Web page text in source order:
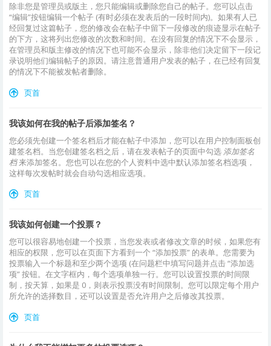
除非您是管理员或版主，您只能编辑或删除您自己的帖子。您可以点击
“编辑”按钮编辑一个帖子 (有时必须在发表后的一段时间内)。如果有人已
经回复过这篇帖子，您的修改会在帖子中留下一段修改的痕迹显示在帖子
的下方，这将列出您修改的次数和时间。在没有回复的情况下不会显示，
在管理员和版主修改的情况下也可能不会显示，除非他们决定留下一段记
录说明他们编辑帖子的原因。请注意普通用户发表的帖子，在已经有回复
的情况下不能被发帖者删除。
页首
我该如何在我的帖子后添加签名？
您必须先创建一个签名档后才能在帖子中添加，您可以在用户控制面板创
建签名档。当您创建签名档之后，请在发表帖子的页面中勾选 添加签名
档来添加签名。您也可以在您的个人资料中选中默认添加签名档选项，
这样每次发帖时就会自动勾选相应选项。
页首
我该如何创建一个投票？
您可以很容易地创建一个投票，当您发表或者修改文章的时候，如果您有
相应的权限，您可以在页面下方看到一个 “添加投票” 的表单。您需要为
投票输入一个标题和至少两个选项 (在问题栏中填写问题并点击 “添加选
项” 按钮。在文字框内，每个选项单独一行。您可以设置投票的时间限
制，按天算，如果是 0，则表示投票没有时间限制。您可以限定每个用户
所允许的选择数目，还可以设置是否允许用户之后修改其投票。
页首